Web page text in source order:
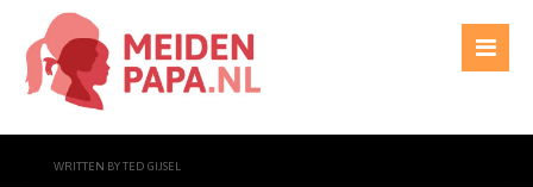
WRITTEN BYTED GIJSEL